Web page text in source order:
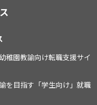
稚園教諭向け転職支援サイ
を目指す「学生向け」就職